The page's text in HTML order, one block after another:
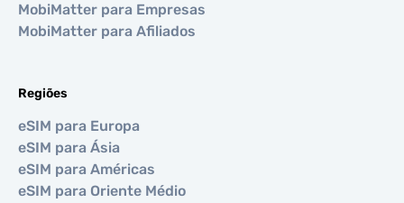
MobiMatter para Empresas
MobiMatter para Afiliados
Regiões
eSIM para Europa
eSIM para Ásia
eSIM para Américas
eSIM para Oriente Médio